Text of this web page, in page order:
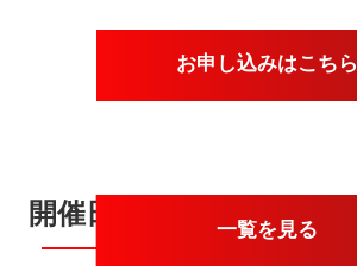
お申し込みはこちら
開催日が近いセミナー
一覧を見る